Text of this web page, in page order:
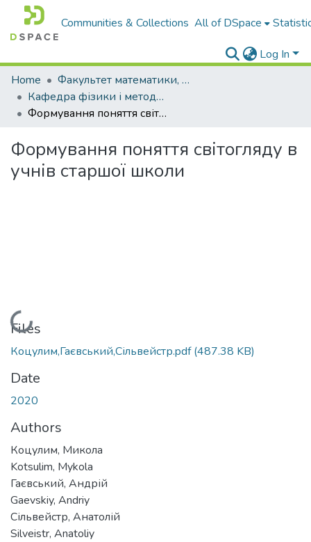
Communities & Collections All of DSpace
Log In
Home
Факультет математики, фізики і комп'ютерних наук
Кафедра фізики і методики навчання фізики, астрономії
Формування поняття світогляду в учнів старшої школи
Формування поняття світогляду в
учнів старшої школи
Loading...
Files
Коцулим,Гаєвський,Сільвейстр.pdf(487.38 KB)
Date
2020
Authors
Коцулим, Микола
Kotsulim, Mykola
Гаєвський, Андрій
Gaevskiy, Andriy
Сільвейстр, Анатолій
Silveistr, Anatoliy